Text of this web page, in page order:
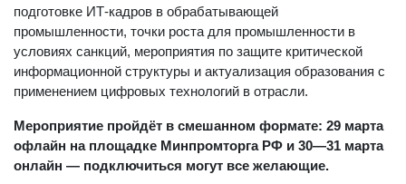
подготовке ИТ-кадров в обрабатывающей
промышленности, точки роста для промышленности в
условиях санкций, мероприятия по защите критической
информационной структуры и актуализация образования с
применением цифровых технологий в отрасли.
Мероприятие пройдёт в смешанном формате: 29 марта
офлайн на площадке Минпромторга РФ и 30—31 марта
онлайн — подключиться могут все желающие.